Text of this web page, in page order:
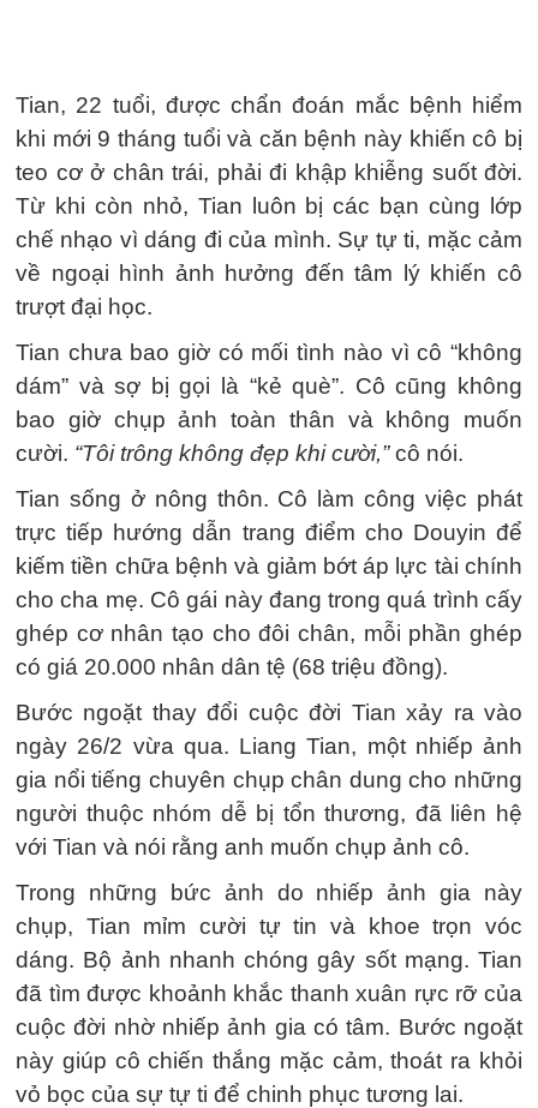
Tian, ​​22 tuổi, được chẩn đoán mắc bệnh hiểm
khi mới 9 tháng tuổi và căn bệnh này khiến cô bị
teo cơ ở chân trái, phải đi khập khiễng suốt đời.
Từ khi còn nhỏ, Tian luôn bị các bạn cùng lớp
chế nhạo vì dáng đi của mình. Sự tự ti, mặc cảm
về ngoại hình ảnh hưởng đến tâm lý khiến cô
trượt đại học.
Tian chưa bao giờ có mối tình nào vì cô “không
dám” và sợ bị gọi là “kẻ què”. Cô cũng không
bao giờ chụp ảnh toàn thân và không muốn
cười. “Tôi trông không đẹp khi cười,”cô nói.
Tian sống ở nông thôn. Cô làm công việc phát
trực tiếp hướng dẫn trang điểm cho Douyin để
kiếm tiền chữa bệnh và giảm bớt áp lực tài chính
cho cha mẹ. Cô gái này đang trong quá trình cấy
ghép cơ nhân tạo cho đôi chân, mỗi phần ghép
có giá 20.000 nhân dân tệ (68 triệu đồng).
Bước ngoặt thay đổi cuộc đời Tian xảy ra vào
ngày 26/2 vừa qua. Liang Tian, một nhiếp ảnh
gia nổi tiếng chuyên chụp chân dung cho những
người thuộc nhóm dễ bị tổn thương, đã liên hệ
với Tian và nói rằng anh muốn chụp ảnh cô.
Trong những bức ảnh do nhiếp ảnh gia này
chụp, Tian mỉm cười tự tin và khoe trọn vóc
dáng. Bộ ảnh nhanh chóng gây sốt mạng. Tian
đã tìm được khoảnh khắc thanh xuân rực rỡ của
cuộc đời nhờ nhiếp ảnh gia có tâm. Bước ngoặt
này giúp cô chiến thắng mặc cảm, thoát ra khỏi
vỏ bọc của sự tự ti để chinh phục tương lai.